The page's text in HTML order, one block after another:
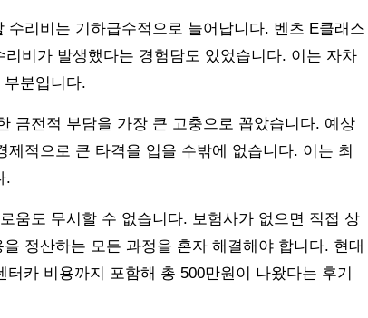
리비는 기하급수적으로 늘어납니다. 벤츠 E클래스
비가 발생했다는 경험담도 있었습니다. 이는 자차
분입니다.
금전적 부담을 가장 큰 고충으로 꼽았습니다. 예상
적으로 큰 타격을 입을 수밖에 없습니다. 이는 최
.
움도 무시할 수 없습니다. 보험사가 없으면 직접 상
정산하는 모든 과정을 혼자 해결해야 합니다. 현대
카 비용까지 포함해 총 500만원이 나왔다는 후기